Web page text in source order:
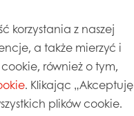
korzystania z naszej
a także mierzyć i
również o tym,
. Klikając „Akceptuję
plików cookie.